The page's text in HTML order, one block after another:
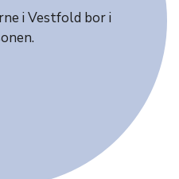
i Vestfold bor i